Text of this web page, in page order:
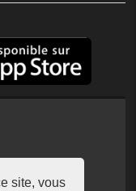
site, vous